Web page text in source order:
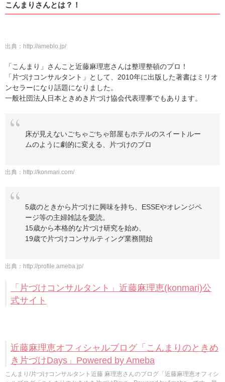
こんまりさんとは？！
出典： http://ameblo.jp/
「こんまり」さんこと近藤麻理恵さんは整理整頓のプロ！
「片づけコンサルタント」として、2010年に出版した著書はミリオ
ンセラーになり話題になりました。
一般社団法人日本ときめき片づけ協会代表理事でもあります。
床が見えないごちゃごちゃ部屋もホテルのスイートルー
ムのように劇的に変える、片づけのプロ
出典： http://konmari.com/
5歳のときから片づけに興味を持ち、ESSEやオレンジペ
ージ等の主婦雑誌を愛読。
15歳から本格的な片づけ研究を始め、
19歳で片づけコンサルティング業務開始
出典： http://profile.ameba.jp/
「片づけコンサルタント」近藤麻理恵(konmari)公
式サイト
近藤麻理恵オフィシャルブログ「こんまりのときめ
き片づけDays」Powered by Ameba
こんまり/片づけコンサルタント近藤 麻理恵さんのブログ「近藤麻理恵オフィシ